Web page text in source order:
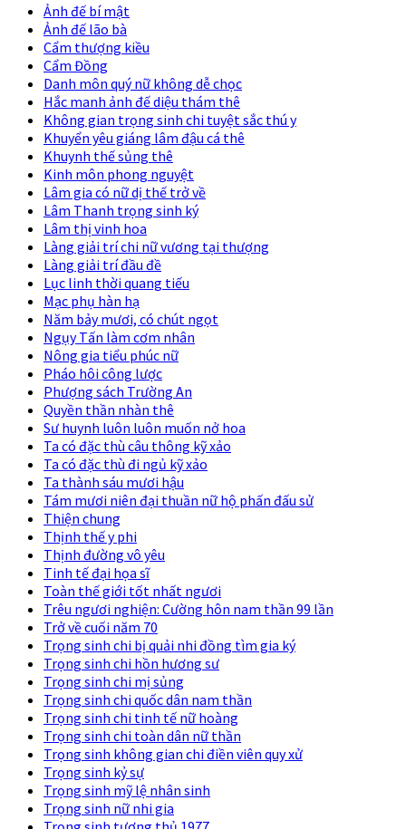
Ảnh đế bí mật
Ảnh đế lão bà
Cẩm thượng kiều
Cẩm Đồng
Danh môn quý nữ không dễ chọc
Hắc manh ảnh đế diệu thám thê
Không gian trọng sinh chi tuyệt sắc thú y
Khuyển yêu giáng lâm đậu cá thê
Khuynh thế sủng thê
Kinh môn phong nguyệt
Lâm gia có nữ dị thế trở về
Lâm Thanh trọng sinh ký
Lâm thị vinh hoa
Làng giải trí chi nữ vương tại thượng
Làng giải trí đầu đề
Lục linh thời quang tiếu
Mạc phụ hàn hạ
Năm bảy mươi, có chút ngọt
Ngụy Tấn làm cơm nhân
Nông gia tiểu phúc nữ
Pháo hôi công lược
Phượng sách Trường An
Quyền thần nhàn thê
Sư huynh luôn luôn muốn nở hoa
Ta có đặc thù câu thông kỹ xảo
Ta có đặc thù đi ngủ kỹ xảo
Ta thành sáu mươi hậu
Tám mươi niên đại thuần nữ hộ phấn đấu sử
Thiện chung
Thịnh thế y phi
Thịnh đường vô yêu
Tinh tế đại họa sĩ
Toàn thế giới tốt nhất ngươi
Trêu ngươi nghiện: Cường hôn nam thần 99 lần
Trở về cuối năm 70
Trọng sinh chi bị quải nhi đồng tìm gia ký
Trọng sinh chi hồn hương sư
Trọng sinh chi mị sủng
Trọng sinh chi quốc dân nam thần
Trọng sinh chi tinh tế nữ hoàng
Trọng sinh chi toàn dân nữ thần
Trọng sinh không gian chi điền viên quy xử
Trọng sinh kỷ sự
Trọng sinh mỹ lệ nhân sinh
Trọng sinh nữ nhi gia